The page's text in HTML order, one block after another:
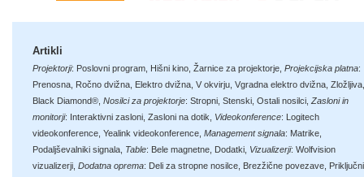
Artikli
Projektorji: Poslovni program Hišni kino Žarnice za projektorje Projekcijska platna:
Prenosna Ročno dvižna Elektro dvižna V okvirju Vgradna elektro dvižna Zložljiva
Black Diamond® Nosilci za projektorje: Stropni Stenski Ostali nosilci Zasloni in
monitorji: Interaktivni zasloni Zasloni na dotik Videokonference: Logitech
videokonference Yealink videokonference Management signala: Matrike
Podaljševalniki signala Table: Bele magnetne Dodatki Vizualizerji: Wolfvision
vizualizerji Dodatna oprema: Deli za stropne nosilce Brezžične povezave Priključni